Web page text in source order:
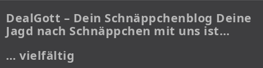
DealGott – Dein Schnäppchenblog Deine
Jagd nach Schnäppchen mit uns ist…
… vielfältig